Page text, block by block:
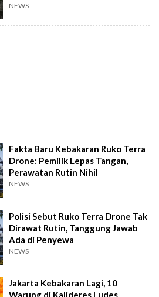
NEWS
Fakta Baru Kebakaran Ruko Terra
Drone: Pemilik Lepas Tangan,
Perawatan Rutin Nihil
NEWS
Polisi Sebut Ruko Terra Drone Tak
Dirawat Rutin, Tanggung Jawab
Ada di Penyewa
NEWS
Jakarta Kebakaran Lagi, 10
Warung di Kalideres Ludes